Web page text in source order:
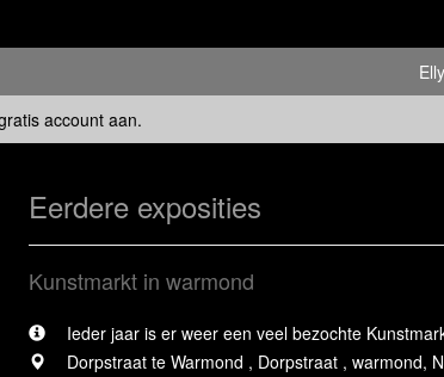
account aan.
Eerdere exposities
Kunstmarkt in warmond
Ieder jaar is er weer een veel bezochte
Dorpstraat te Warmond , Dorpstraat , warmond,